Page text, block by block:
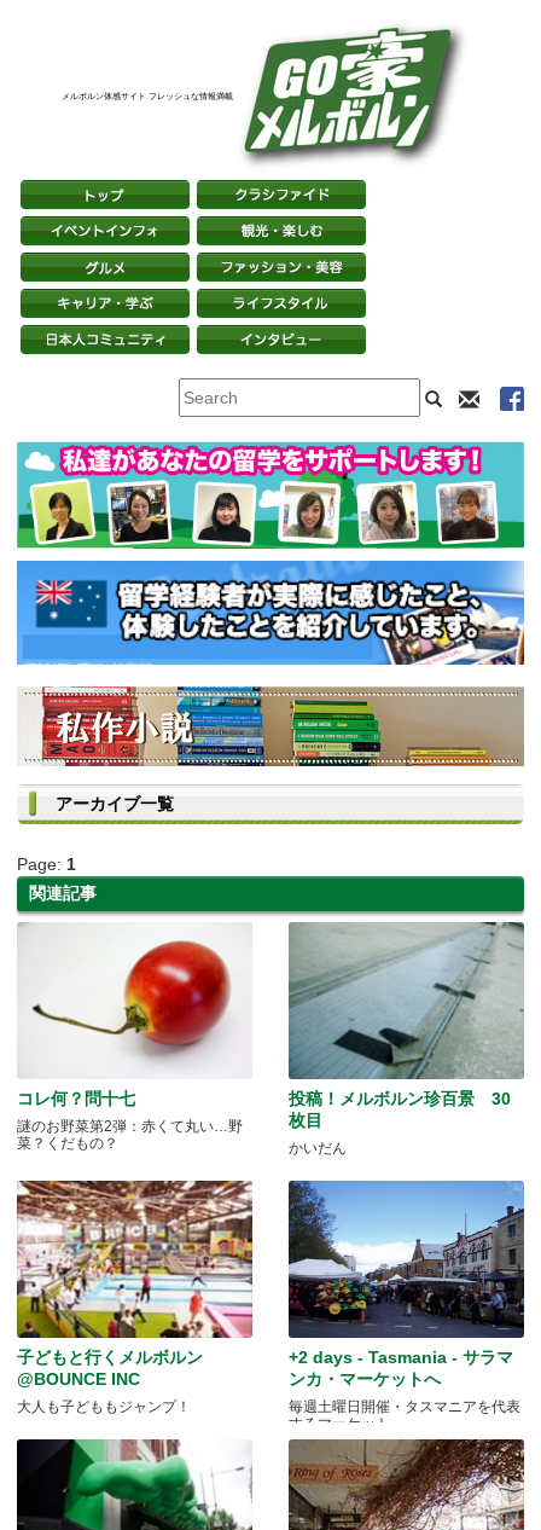
メルボルン体感サイト フレッシュな情報満載
アーカイブ一覧
Page: 1
関連記事
コレ何？問十七
謎のお野菜第2弾：赤くて丸い…野
菜？くだもの？
投稿！メルボルン珍百景 30
枚目
かいだん
子どもと行くメルボルン
@BOUNCE INC
大人も子どももジャンプ！
+2 days - Tasmania - サラマ
ンカ・マーケットへ
毎週土曜日開催・タスマニアを代表
するマーケット